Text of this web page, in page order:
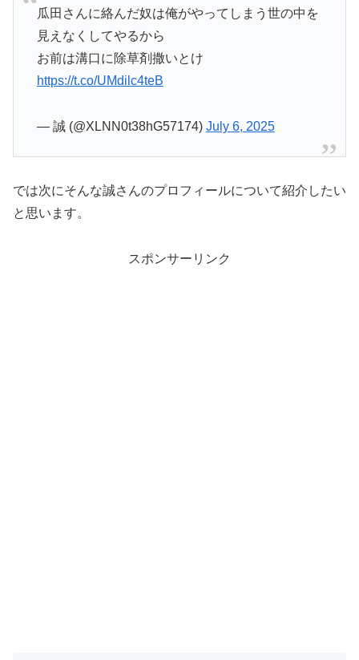
瓜田さんに絡んだ奴は俺がやってしまう世の中を
見えなくしてやるから
お前は溝口に除草剤撒いとけ
https://t.co/UMdilc4teB
— 誠 (@XLNN0t38hG57174) July 6, 2025
では次にそんな誠さんのプロフィールについて紹介したい
と思います。
スポンサーリンク